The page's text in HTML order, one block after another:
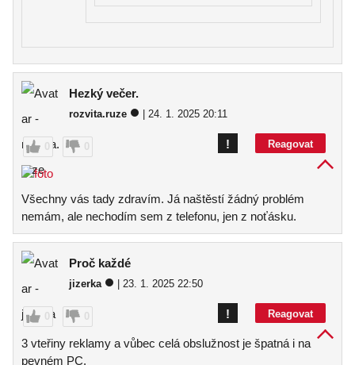
Hezký večer.
rozvita.ruze | 24. 1. 2025 20:11
0 0 Reagovat
!
Všechny vás tady zdravím. Já naštěstí žádný problém
nemám, ale nechodím sem z telefonu, jen z noťásku.
Proč každé
jizerka | 23. 1. 2025 22:50
0 0 Reagovat
!
3 vteřiny reklamy a vůbec celá obslužnost je špatná i na
pevném PC.